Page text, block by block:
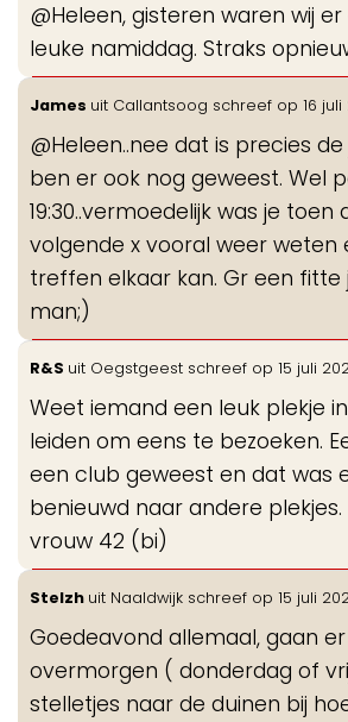
@Heleen, gisteren waren wij
leuke namiddag. Straks
James uit Callantsoog schreef op 16 juli
@Heleen..nee dat is precies
ben er ook nog geweest. Wel
19:30..vermoedelijk was je toen
volgende x vooral weer weten
treffen elkaar kan. Gr een fitte
man;)
R&S uit Oegstgeest schreef op 15 juli
Weet iemand een leuk plekje
leiden om eens te bezoeken.
een club geweest en dat was
benieuwd naar andere
vrouw 42 (bi)
Stelzh uit Naaldwijk schreef op 15 juli
Goedeavond allemaal, gaan
overmorgen ( donderdag of
stelletjes naar de duinen bij